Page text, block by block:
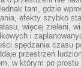
tam, gdzie
efekty szybko
więcej zieleni,
i
spędzania czasu
przestrzeń
w którym po